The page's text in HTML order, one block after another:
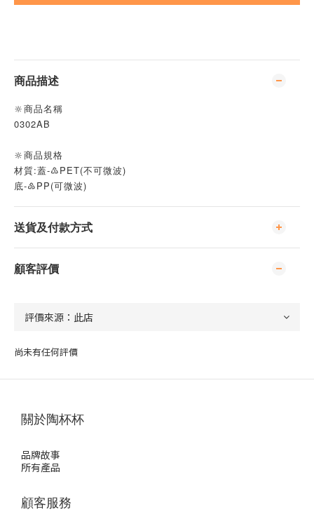
商品描述
🔆商品名稱
0302AB
🔆商品規格
材質:蓋-♳PET(不可微波)
底-♷PP(可微波)
送貨及付款方式
顧客評價
尚未有任何評價
關於陶杯杯
品牌故事
所有產品
顧客服務